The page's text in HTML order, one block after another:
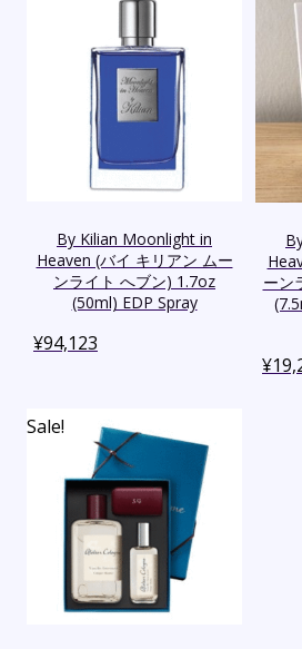
By Kilian Moonlight in
Heaven (バイ キリアン ムー
ンライト へブン) 1.7oz
(50ml) EDP Spray
¥94,123
ーン
¥
Sale!